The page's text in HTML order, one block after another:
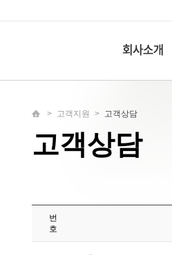
> 고객지원 > 고객상담
고객상담
번
호